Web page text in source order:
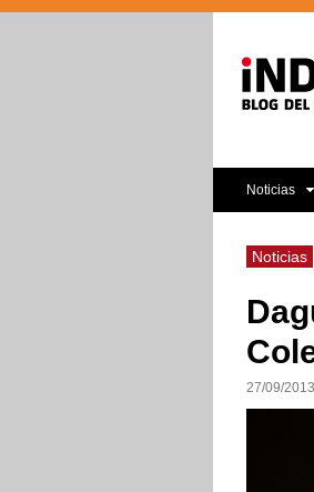
Noticias
Noticias
27/09/2013